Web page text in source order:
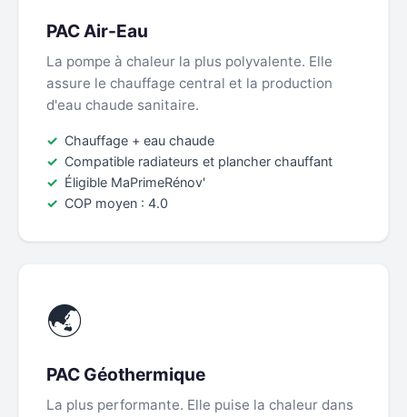
PAC Air-Eau
La pompe à chaleur la plus polyvalente. Elle
assure le chauffage central et la production
d'eau chaude sanitaire.
Chauffage + eau chaude
Compatible radiateurs et plancher chauffant
Éligible MaPrimeRénov'
COP moyen : 4.0
🌏
PAC Géothermique
La plus performante. Elle puise la chaleur dans